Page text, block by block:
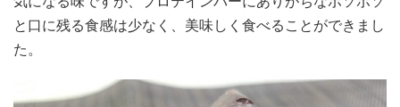
と口に残る食感は少なく、美味しく食べることができまし
た。